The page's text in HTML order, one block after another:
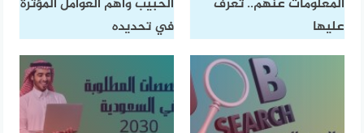
المعلومات عنهم.. تعرف
عليها
الحبيب وأهم العوامل المؤثرة
في تحديده